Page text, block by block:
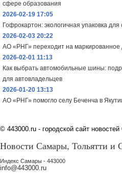
сфере образования
2026-02-19 17:05
Гофрокартон: экологичная упаковка
2026-02-03 20:22
АО «РНГ» переходит на маркированное
2026-02-01 11:13
Как выбрать автомобильные шины:
для автовладельцев
2026-01-20 13:13
АО «РНГ» помогло селу Беченча в
© 443000.ru - городской сайт
Новости Самары, Тольятти и
Индекс Самары - 443000
info@443000.ru